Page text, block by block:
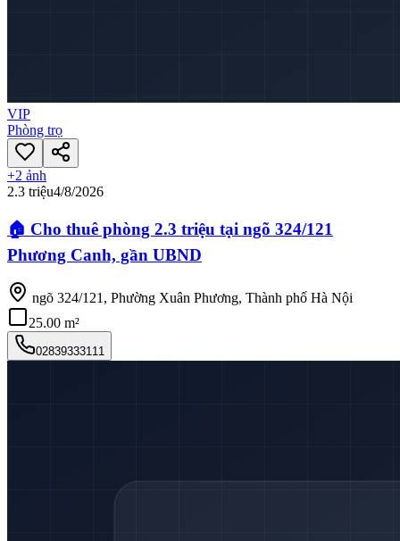
VIP
Phòng trọ
+2 ảnh
2.3 triệu4/8/2026
🏠 Cho thuê phòng 2.3 triệu tại ngõ 324/121
Phương Canh, gần UBND
ngõ 324/121, Phường Xuân Phương, Thành phố Hà Nội
25.00 m²
02839333111